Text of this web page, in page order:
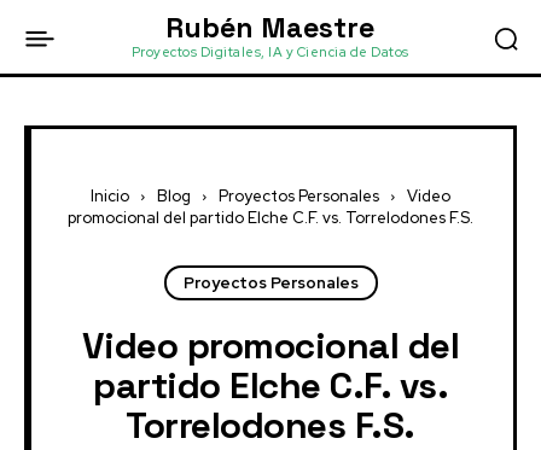
Rubén Maestre
Proyectos Digitales, IA y Ciencia de Datos
Inicio Blog Proyectos Personales
Video
promocional del partido Elche C.F. vs. Torrelodones F.S.
Proyectos Personales
Video promocional del
partido Elche C.F. vs.
Torrelodones F.S.